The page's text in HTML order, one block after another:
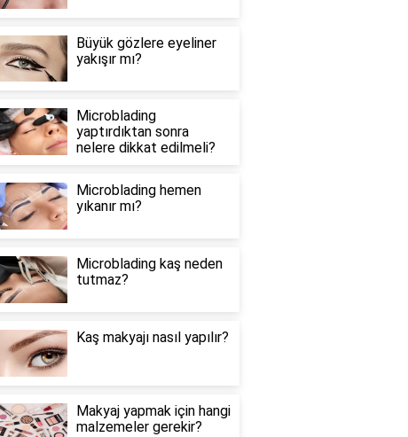
Büyük gözlere eyeliner
yakışır mı?
Microblading
yaptırdıktan sonra
nelere dikkat edilmeli?
Microblading hemen
yıkanır mı?
Microblading kaş neden
tutmaz?
Kaş makyajı nasıl yapılır?
Makyaj yapmak için hangi
malzemeler gerekir?